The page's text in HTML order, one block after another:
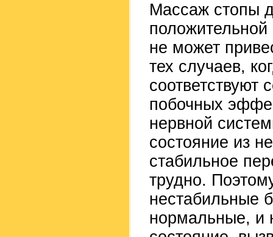
Массаж стопы
положительной
не может
тех случаев,
соответствуют
побочных
нервной
состояние из
стабильное
трудно.
нестабильные
нормальные, и